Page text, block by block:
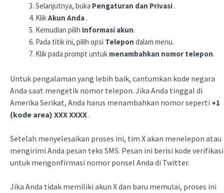
Selanjutnya, buka Pengaturan dan Privasi .
KlikAkun Anda .
Kemudian pilih Informasi akun.
Pada titik ini, pilih opsi Telepon dalam menu.
Klik pada prompt untuk menambahkan nomor telepon.
Untuk pengalaman yang lebih baik, cantumkan kode negara
Anda saat mengetik nomor telepon. Jika Anda tinggal di
Amerika Serikat, Anda harus menambahkan nomor seperti +1
(kode area) XXX XXXX.
Setelah menyelesaikan proses ini, tim X akan menelepon atau
mengirimi Anda pesan teks SMS. Pesan ini berisi kode verifikasi
untuk mengonfirmasi nomor ponsel Anda di Twitter.
Jika Anda tidak memiliki akun X dan baru memulai, proses ini